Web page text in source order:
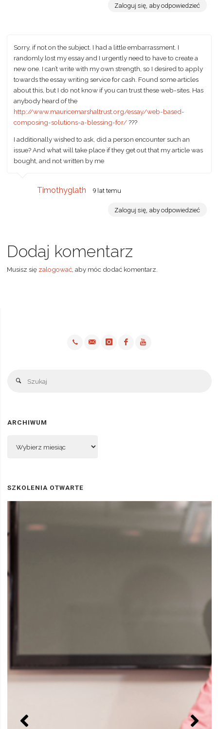
Zaloguj się, aby odpowiedzieć
Sorry, if not on the subject. I had a little embarrassment. I
randomly lost my essay and I urgently need to have to create a
new one. I can’t write with my own strength, so I desired to apply
towards the essay writing service for cash. Found some articles
about this, but I do not know if you can trust these web-sites. Has
anybody heard of the
http://www.mauricemarshaltrust.org/essay/web-based-
composing-solutions-a-blessing-for/???
I additionally wished to ask, did a person encounter such an
issue? And what will take place if they get out that my article was
bought, and not written by me
Timothyglath 9 lat temu
Zaloguj się, aby odpowiedzieć
Dodaj komentarz
Musisz się zalogować, aby móc dodać komentarz.
Szukaj
ARCHIWUM
SZKOLENIA OTWARTE